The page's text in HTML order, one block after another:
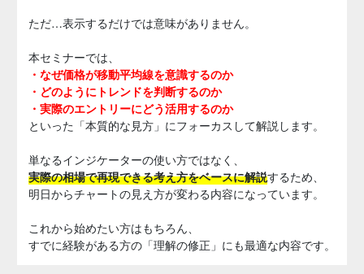
ただ…表示するだけでは意味がありません。
本セミナーでは、
・なぜ価格が移動平均線を意識するのか
・どのようにトレンドを判断するのか
・実際のエントリーにどう活用するのか
といった「本質的な見方」にフォーカスして解説します。
単なるインジケーターの使い方ではなく、
実際の相場で再現できる考え方をベースに解説するため、
明日からチャートの見え方が変わる内容になっています。
これから始めたい方はもちろん、
すでに経験がある方の「理解の修正」にも最適な内容です。